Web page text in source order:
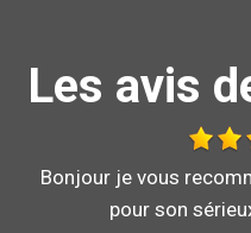
Les avis
Bonjour je vous